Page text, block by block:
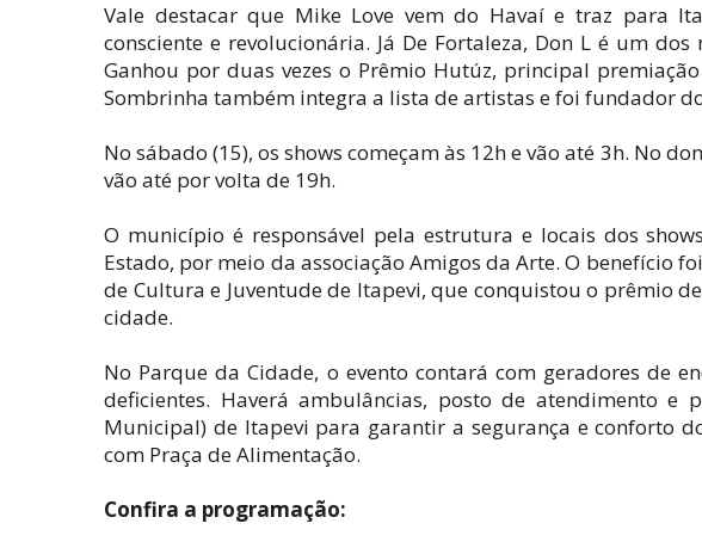
Vale destacar que Mike Love vem do Havaí e traz para
consciente e revolucionária. Já De Fortaleza, Don L é um
Ganhou por duas vezes o Prêmio Hutúz, principal
Sombrinha também integra a lista de artistas e foi fundador
No sábado (15), os shows começam às 12h e vão até 3h. No
vão até por volta de 19h.
O município é responsável pela estrutura e locais dos
Estado, por meio da associação Amigos da Arte. O benefício
de Cultura e Juventude de Itapevi, que conquistou o prêmio
cidade.
No Parque da Cidade, o evento contará com geradores de
deficientes. Haverá ambulâncias, posto de atendimento e
Municipal) de Itapevi para garantir a segurança e conforto
com Praça de Alimentação.
Confira a programação: